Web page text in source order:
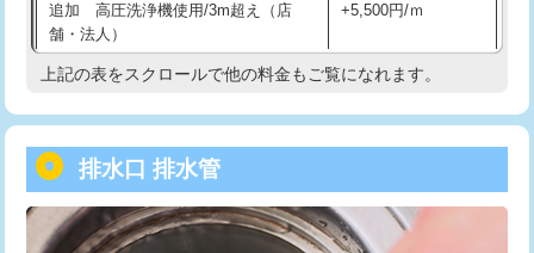
業)
給水管工事※（塩ビ管（VP・HI）使
用/3ｍまで)
用（追加）/3ｍ超え)
給水管工事※（ライニング鋼管・銅
管・ポリ管・HT管使用/3ｍまで)
44,000円
追加 高圧洗浄機使用/3m超え（店
舗・法人）
+5,500円/ｍ
高度高圧洗浄換 現地調査
トーラー機使用/3mまで
追加トーラー機使用/3m超え +3,300円
上記の表をスクロールで他の料金もご覧になれます。
排水口 排水管